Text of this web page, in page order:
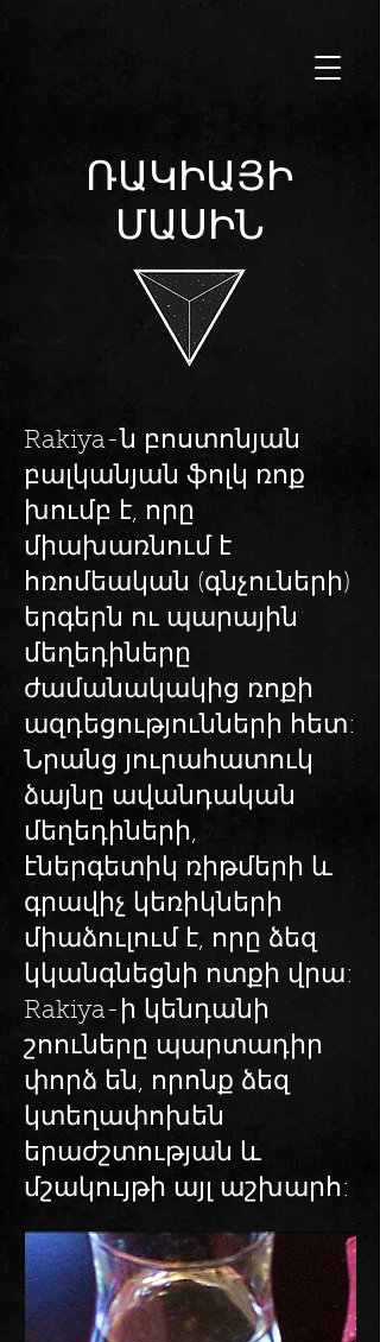
ՌԱԿԻԱՅԻ
ՄԱՍԻՆ
Rakiya-ն բոստոնյան
բալկանյան ֆոլկ ռոք
խումբ է, որը
միախառնում է
հռոմեական (գնչուների)
երգերն ու պարային
մեղեդիները
ժամանակակից ռոքի
ազդեցությունների հետ:
Նրանց յուրահատուկ
ձայնը ավանդական
մեղեդիների,
էներգետիկ ռիթմերի և
գրավիչ կեռիկների
միաձուլում է, որը ձեզ
կկանգնեցնի ոտքի վրա:
Rakiya-ի կենդանի
շոուները պարտադիր
փորձ են, որոնք ձեզ
կտեղափոխեն
երաժշտության և
մշակույթի այլ աշխարհ: